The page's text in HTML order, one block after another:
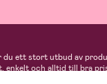
du ett stort utbud av
enkelt och alltid till bra